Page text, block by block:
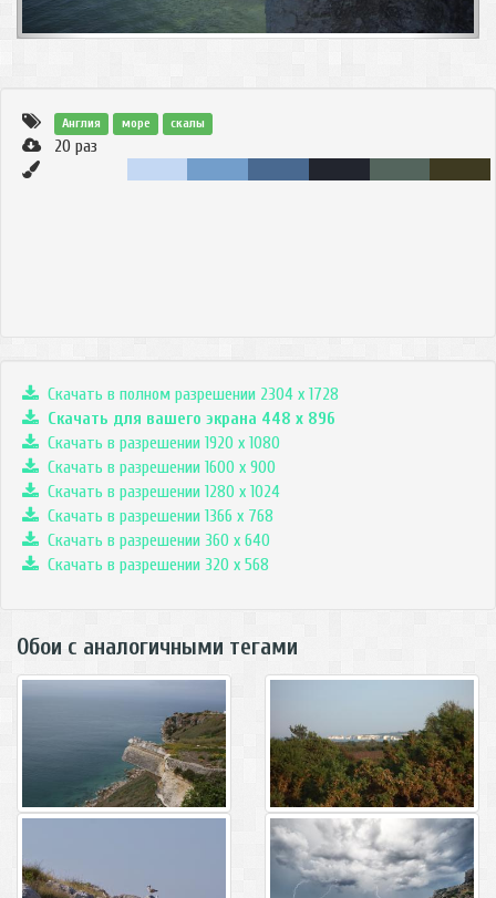
Англия море скалы
20 раз
Скачать в полном разрешении 2304 x 1728
Скачать для вашего экрана 448 x 896
Скачать в разрешении 1920 x 1080
Скачать в разрешении 1600 x 900
Скачать в разрешении 1280 x 1024
Скачать в разрешении 1366 x 768
Скачать в разрешении 360 x 640
Скачать в разрешении 320 x 568
Обои с аналогичными тегами